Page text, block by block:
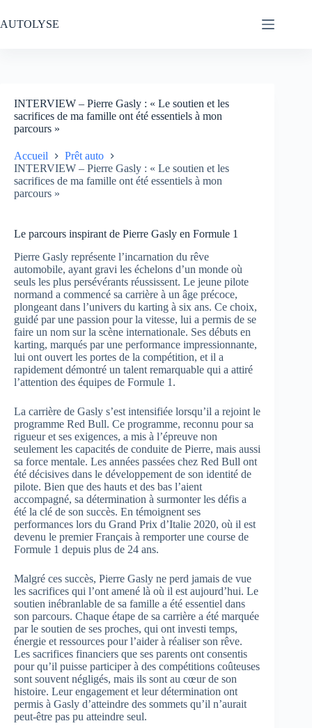
au
contenu
AUTOLYSE
INTERVIEW – Pierre Gasly : « Le soutien et les
sacrifices de ma famille ont été essentiels à mon
parcours »
Accueil
Prêt auto
INTERVIEW – Pierre Gasly : « Le soutien et les
sacrifices de ma famille ont été essentiels à mon
parcours »
Le parcours inspirant de Pierre Gasly en Formule 1
Pierre Gasly représente l’incarnation du rêve
automobile, ayant gravi les échelons d’un monde où
seuls les plus persévérants réussissent. Le jeune pilote
normand a commencé sa carrière à un âge précoce,
plongeant dans l’univers du karting à six ans. Ce choix,
guidé par une passion pour la vitesse, lui a permis de se
faire un nom sur la scène internationale. Ses débuts en
karting, marqués par une performance impressionnante,
lui ont ouvert les portes de la compétition, et il a
rapidement démontré un talent remarquable qui a attiré
l’attention des équipes de Formule 1.
La carrière de Gasly s’est intensifiée lorsqu’il a rejoint le
programme Red Bull. Ce programme, reconnu pour sa
rigueur et ses exigences, a mis à l’épreuve non
seulement les capacités de conduite de Pierre, mais aussi
sa force mentale. Les années passées chez Red Bull ont
été décisives dans le développement de son identité de
pilote. Bien que des hauts et des bas l’aient
accompagné, sa détermination à surmonter les défis a
été la clé de son succès. En témoignent ses
performances lors du Grand Prix d’Italie 2020, où il est
devenu le premier Français à remporter une course de
Formule 1 depuis plus de 24 ans.
Malgré ces succès, Pierre Gasly ne perd jamais de vue
les sacrifices qui l’ont amené là où il est aujourd’hui. Le
soutien inébranlable de sa famille a été essentiel dans
son parcours. Chaque étape de sa carrière a été marquée
par le soutien de ses proches, qui ont investi temps,
énergie et ressources pour l’aider à réaliser son rêve.
Les sacrifices financiers que ses parents ont consentis
pour qu’il puisse participer à des compétitions coûteuses
sont souvent négligés, mais ils sont au cœur de son
histoire. Leur engagement et leur détermination ont
permis à Gasly d’atteindre des sommets qu’il n’aurait
peut-être pas pu atteindre seul.